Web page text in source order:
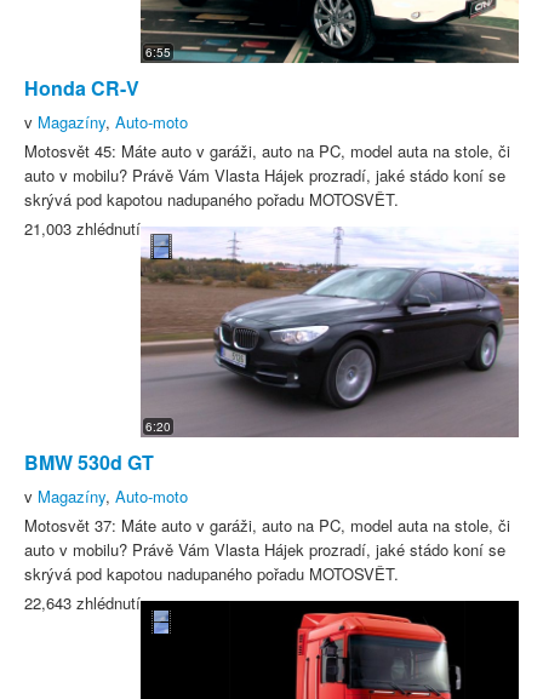
6:55
Honda CR-V
v Magazíny, Auto-moto
Motosvět 45: Máte auto v garáži, auto na PC, model auta na stole, či
auto v mobilu? Právě Vám Vlasta Hájek prozradí, jaké stádo koní se
skrývá pod kapotou nadupaného pořadu MOTOSVĚT.
21,003 zhlédnutí
6:20
BMW 530d GT
v Magazíny, Auto-moto
Motosvět 37: Máte auto v garáži, auto na PC, model auta na stole, či
auto v mobilu? Právě Vám Vlasta Hájek prozradí, jaké stádo koní se
skrývá pod kapotou nadupaného pořadu MOTOSVĚT.
22,643 zhlédnutí